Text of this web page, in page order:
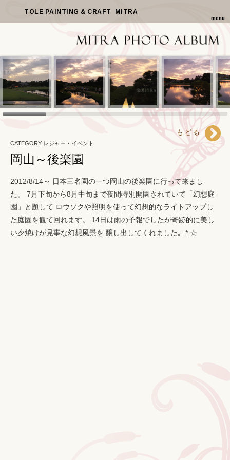
TOLE PAINTING & CRAFT MITRA
menu
CATEGORY レジャー・イベント
岡山～後楽園
2012/8/14～ 日本三名園の一つ岡山の後楽園に行って来まし
た。 7月下旬から8月中旬まで夜間特別開園されていて「幻想庭
園」と題して ロウソクや照明を使って幻想的なライトアップし
た庭園を観て回れます。 14日は雨の予報でしたが奇跡的に美し
い夕焼けが見事な幻想風景を 醸し出してくれました｡.:*:☆
もどる